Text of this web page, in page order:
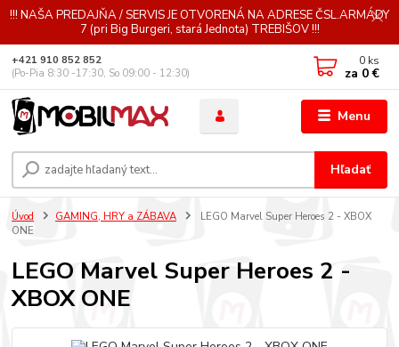
!!! NAŠA PREDAJŇA / SERVIS JE OTVORENÁ NA ADRESE ČSL.ARMÁDY
7 (pri Big Burgeri, stará Jednota) TREBIŠOV !!!
Menu
Hľadať
+421 910 852 852
(Po-Pia 8:30 -17:30, So 09:00 - 12:30)
0 ks
za 0 €
Úvod GAMING, HRY a ZÁBAVA
LEGO Marvel Super Heroes 2 - XBOX
ONE
LEGO Marvel Super Heroes 2 -
XBOX ONE